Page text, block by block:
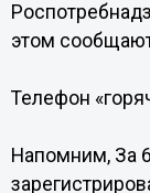
этом
Телефон
Напомним, За